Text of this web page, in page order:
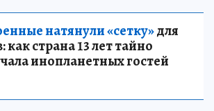
натянули «сетку»для
страна 13 лет тайно
инопланетных гостей